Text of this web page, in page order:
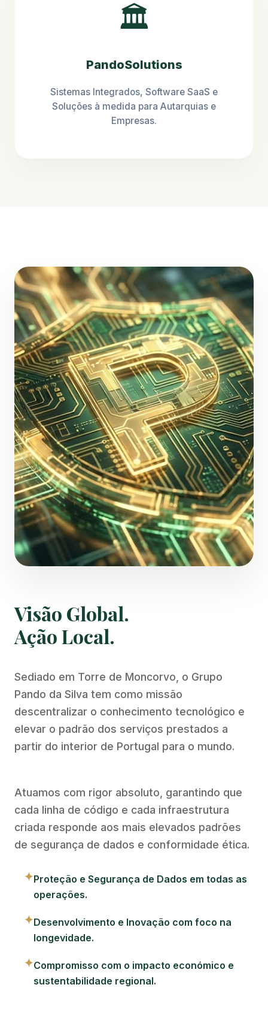
🏛️
PandoSolutions
Sistemas Integrados, Software SaaS e
Soluções à medida para Autarquias e
Empresas.
Visão Global.
Ação Local.
Sediado em Torre de Moncorvo, o Grupo
Pando da Silva tem como missão
descentralizar o conhecimento tecnológico e
elevar o padrão dos serviços prestados a
partir do interior de Portugal para o mundo.
Atuamos com rigor absoluto, garantindo que
cada linha de código e cada infraestrutura
criada responde aos mais elevados padrões
de segurança de dados e conformidade ética.
✦Proteção e Segurança de Dados em todas as
operações.
✦Desenvolvimento e Inovação com foco na
longevidade.
✦Compromisso com o impacto económico e
sustentabilidade regional.